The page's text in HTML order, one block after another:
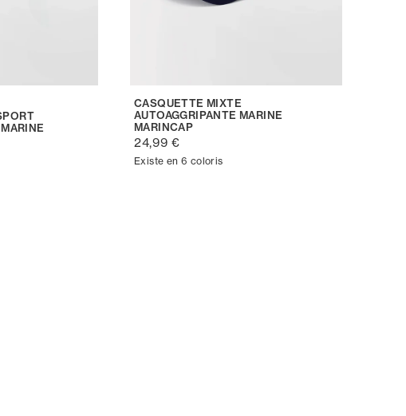
CASQUETTE MIXTE
AUTOAGGRIPANTE MARINE
MARINCAP
24,99 €
Existe en 6 coloris